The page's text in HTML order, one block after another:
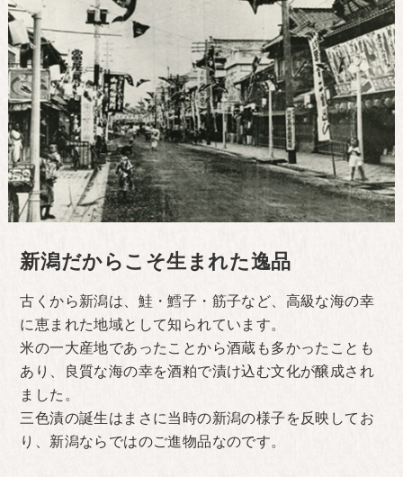
新潟だからこそ生まれた逸品
古くから新潟は、鮭・鱈子・筋子など、高級な海の幸
に恵まれた地域として知られています。
米の一大産地であったことから酒蔵も多かったことも
あり、良質な海の幸を酒粕で漬け込む文化が醸成され
ました。
三色漬の誕生はまさに当時の新潟の様子を反映してお
り、新潟ならではのご進物品なのです。